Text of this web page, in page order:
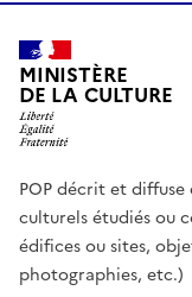
MINISTÈRE
DE LA CULTURE
POP décrit et
culturels étudiés ou
édifices ou sites,
photographies, etc.)